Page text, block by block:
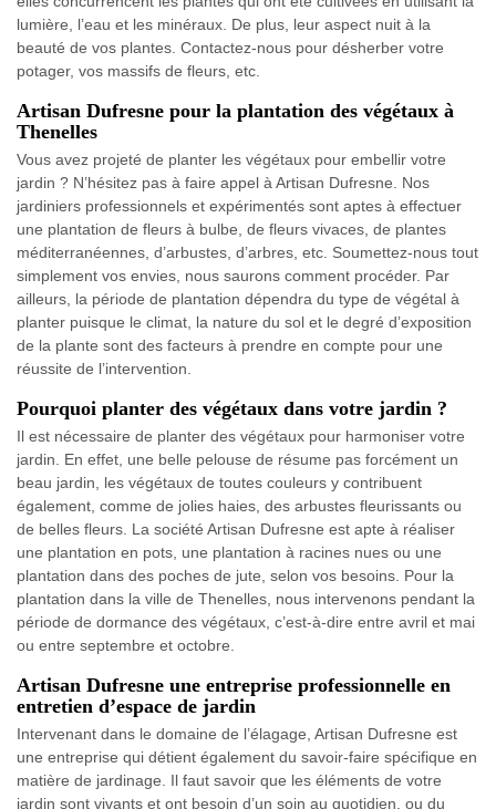
lumière, l’eau et les minéraux. De plus, leur aspect nuit à la
beauté de vos plantes. Contactez-nous pour désherber votre
potager, vos massifs de fleurs, etc.
Artisan Dufresne pour la plantation des végétaux à
Thenelles
Vous avez projeté de planter les végétaux pour embellir votre
jardin ? N’hésitez pas à faire appel à Artisan Dufresne. Nos
jardiniers professionnels et expérimentés sont aptes à effectuer
une plantation de fleurs à bulbe, de fleurs vivaces, de plantes
méditerranéennes, d’arbustes, d’arbres, etc. Soumettez-nous tout
simplement vos envies, nous saurons comment procéder. Par
ailleurs, la période de plantation dépendra du type de végétal à
planter puisque le climat, la nature du sol et le degré d’exposition
de la plante sont des facteurs à prendre en compte pour une
réussite de l’intervention.
Pourquoi planter des végétaux dans votre jardin ?
Il est nécessaire de planter des végétaux pour harmoniser votre
jardin. En effet, une belle pelouse de résume pas forcément un
beau jardin, les végétaux de toutes couleurs y contribuent
également, comme de jolies haies, des arbustes fleurissants ou
de belles fleurs. La société Artisan Dufresne est apte à réaliser
une plantation en pots, une plantation à racines nues ou une
plantation dans des poches de jute, selon vos besoins. Pour la
plantation dans la ville de Thenelles, nous intervenons pendant la
période de dormance des végétaux, c’est-à-dire entre avril et mai
ou entre septembre et octobre.
Artisan Dufresne une entreprise professionnelle en
entretien d’espace de jardin
Intervenant dans le domaine de l’élagage, Artisan Dufresne est
une entreprise qui détient également du savoir-faire spécifique en
matière de jardinage. Il faut savoir que les éléments de votre
jardin sont vivants et ont besoin d’un soin au quotidien, ou du